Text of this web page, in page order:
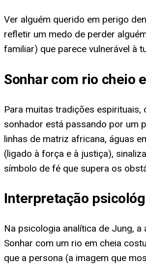
Ver alguém querido em perigo
refletir um medo de perder
familiar) que parece vulnerável à
Sonhar com rio cheio
Para muitas tradições
sonhador está passando por um
linhas de matriz africana, águas
(ligado à força e à justiça),
símbolo de fé que supera os
Interpretação
Na psicologia analítica de Jung,
Sonhar com um rio em cheia
que a persona (a imagem que